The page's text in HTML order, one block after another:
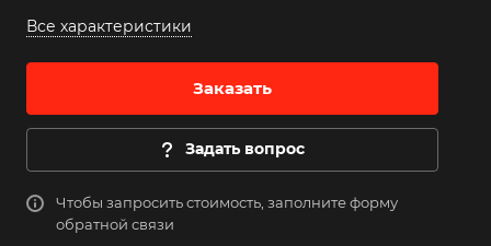
Все характеристики
Заказать
Задать вопрос
Чтобы запросить стоимость, заполните форму
обратной связи